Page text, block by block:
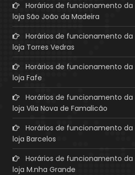
Horários de funcionamento da
loja São João da Madeira
Horários de funcionamento da
loja Torres Vedras
Horários de funcionamento da
loja Fafe
Horários de funcionamento da
loja Vila Nova de Famalicão
Horários de funcionamento da
loja Barcelos
Horários de funcionamento da
loja M.nha Grande